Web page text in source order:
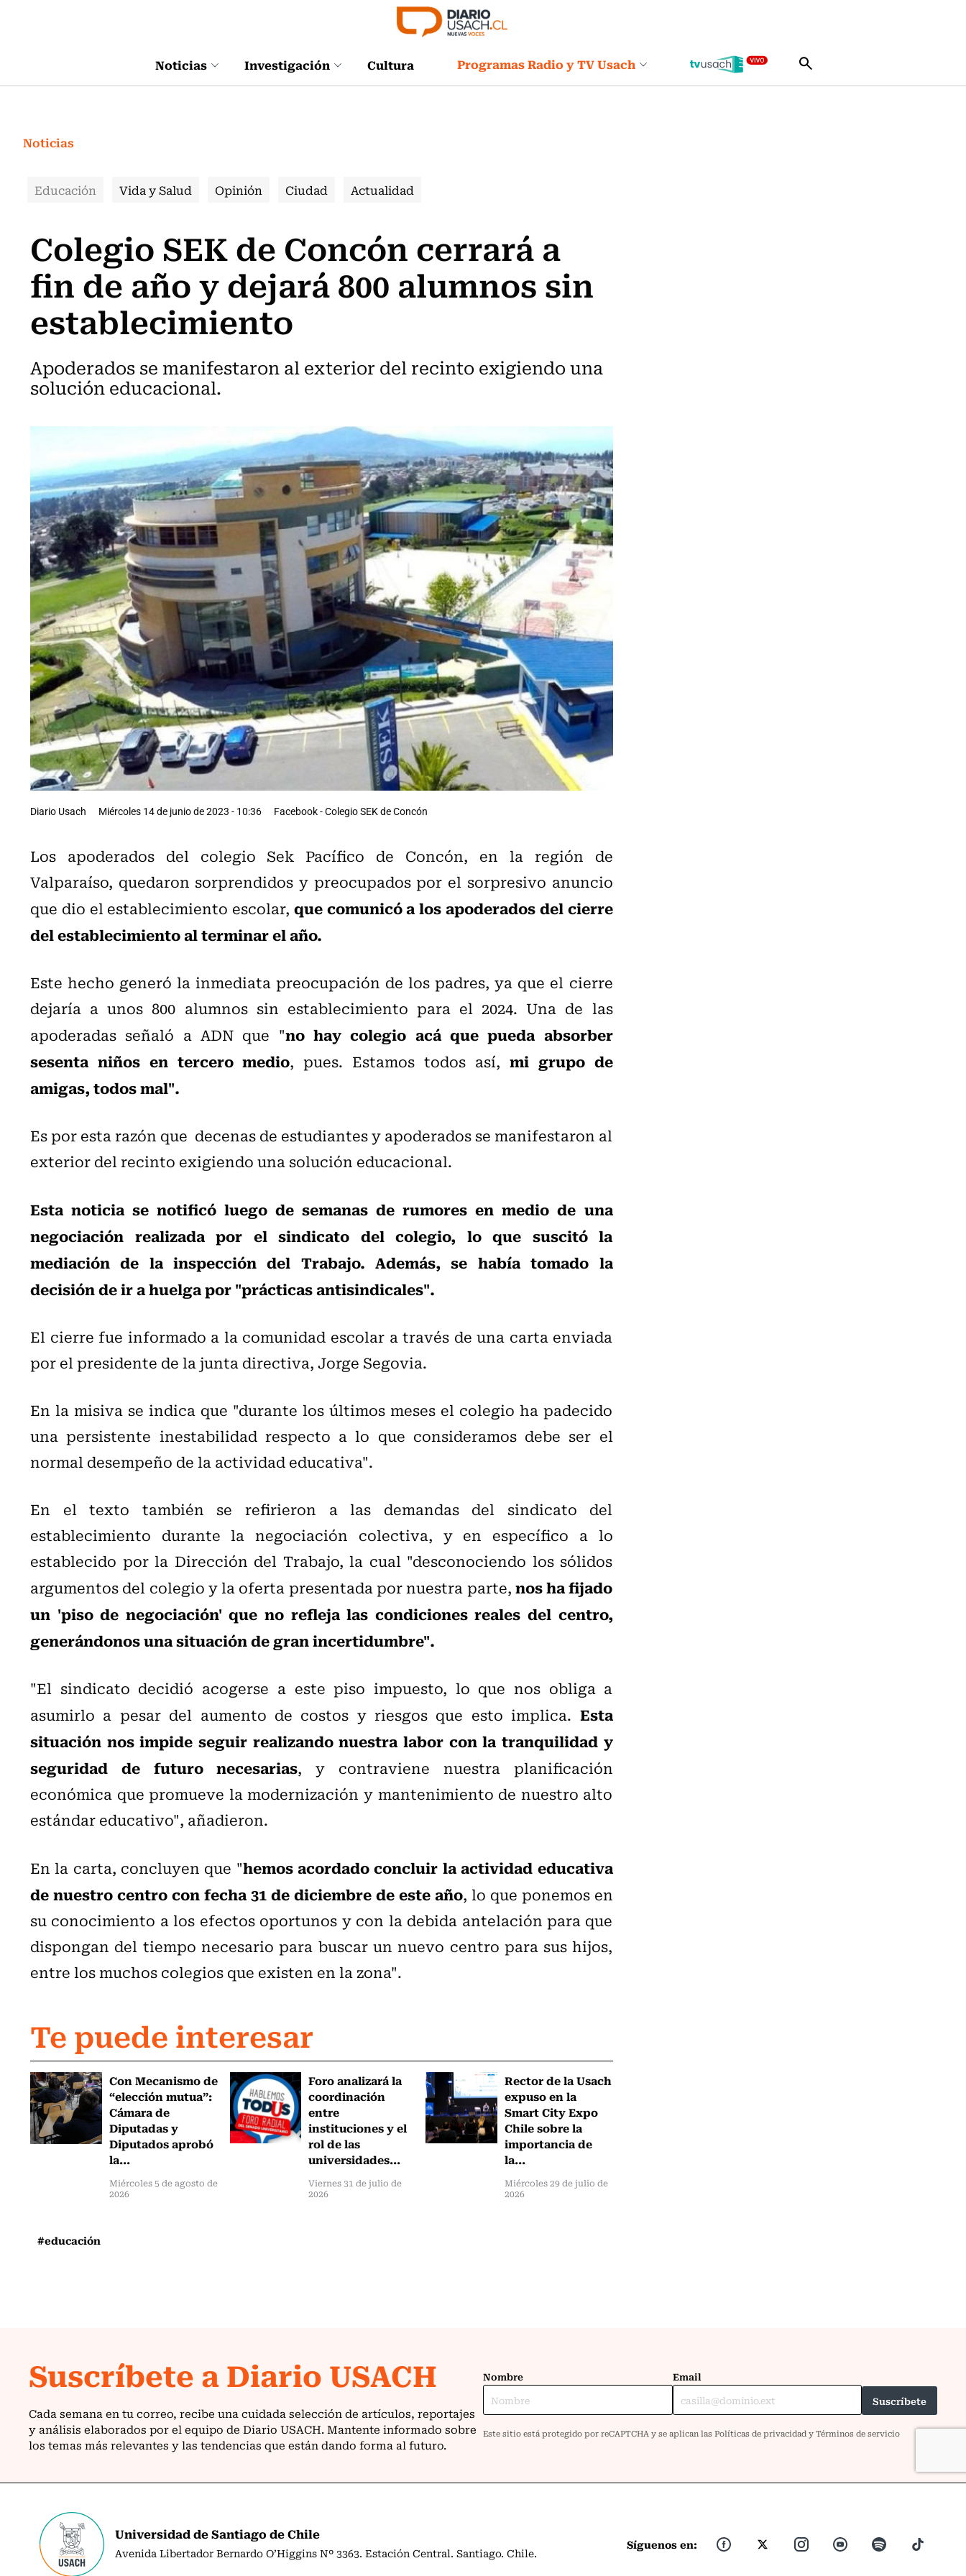
Noticias Investigación Cultura Programas Radio y TV Usach
Noticias
Educación Vida y Salud Opinión Ciudad Actualidad
Colegio SEK de Concón cerrará a
fin de año y dejará 800 alumnos sin
establecimiento
Apoderados se manifestaron al exterior del recinto exigiendo una
solución educacional.
Diario Usach Miércoles 14 de junio de 2023 - 10:36 Facebook - Colegio SEK de Concón
Los apoderados del colegio Sek Pacífico de Concón, en la región de
Valparaíso, quedaron sorprendidos y preocupados por el sorpresivo anuncio
que dio el establecimiento escolar, que comunicó a los apoderados del cierre
del establecimiento al terminar el año.
Este hecho generó la inmediata preocupación de los padres, ya que el cierre
dejaría a unos 800 alumnos sin establecimiento para el 2024. Una de las
apoderadas señaló a ADN que "no hay colegio acá que pueda absorber
sesenta niños en tercero medio, pues. Estamos todos así, mi grupo de
amigas, todos mal".
Es por esta razón que decenas de estudiantes y apoderados se manifestaron al
exterior del recinto exigiendo una solución educacional.
Esta noticia se notificó luego de semanas de rumores en medio de una
negociación realizada por el sindicato del colegio, lo que suscitó la
mediación de la inspección del Trabajo. Además, se había tomado la
decisión de ir a huelga por "prácticas antisindicales".
El cierre fue informado a la comunidad escolar a través de una carta enviada
por el presidente de la junta directiva, Jorge Segovia.
En la misiva se indica que "durante los últimos meses el colegio ha padecido
una persistente inestabilidad respecto a lo que consideramos debe ser el
normal desempeño de la actividad educativa".
En el texto también se refirieron a las demandas del sindicato del
establecimiento durante la negociación colectiva, y en específico a lo
establecido por la Dirección del Trabajo, la cual "desconociendo los sólidos
argumentos del colegio y la oferta presentada por nuestra parte,nos ha fijado
un 'piso de negociación' que no refleja las condiciones reales del centro,
generándonos una situación de gran incertidumbre".
"El sindicato decidió acogerse a este piso impuesto, lo que nos obliga a
asumirlo a pesar del aumento de costos y riesgos que esto implica. Esta
situación nos impide seguir realizando nuestra labor con la tranquilidad y
seguridad de futuro necesarias, y contraviene nuestra planificación
económica que promueve la modernización y mantenimiento de nuestro alto
estándar educativo", añadieron.
En la carta, concluyen que "hemos acordado concluir la actividad educativa
de nuestro centro con fecha 31 de diciembre de este año, lo que ponemos en
su conocimiento a los efectos oportunos y con la debida antelación para que
dispongan del tiempo necesario para buscar un nuevo centro para sus hijos,
entre los muchos colegios que existen en la zona".
Te puede interesar
Con Mecanismo de
“elección mutua”:
Cámara de
Diputadas y
Diputados aprobó
la...
Miércoles 5 de agosto de
2026
Foro analizará la
coordinación
entre
instituciones y el
rol de las
universidades...
Viernes 31 de julio de
2026
Rector de la Usach
expuso en la
Smart City Expo
Chile sobre la
importancia de
la...
Miércoles 29 de julio de
2026
#educación
Universidad de Santiago de Chile
Avenida Libertador Bernardo O’Higgins Nº 3363. Estación Central. Santiago. Chile.
Síguenos en: